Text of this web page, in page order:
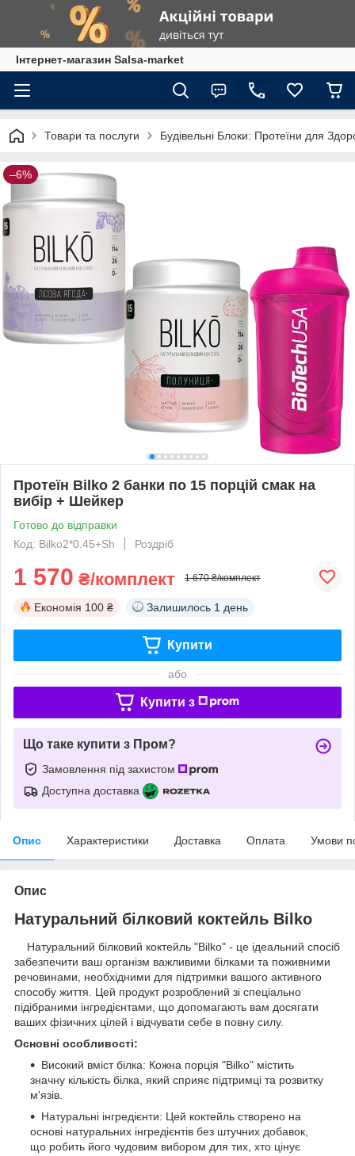
Інтернет-магазин Salsa-market
Товари та послуги Будівельні Блоки: Протеїни для
–6%
Протеїн Bilko 2 банки по 15 порцій смак на
вибір + Шейкер
Готово до відправки
Код: Bilko2*0.45+Sh
Роздріб
1 570 ₴/комплект 1 670 ₴/комплект
Економія 100 ₴ Залишилось 1 день
Купити
або
Купити з
Що таке купити з Пром?
Замовлення під захистом
Доступна доставка
Опис Характеристики Доставка Оплата Умови
Опис
Натуральний білковий коктейль Bilko
Натуральний білковий коктейль "Bilko" - це ідеальний спосіб
забезпечити ваш організм важливими білками та поживними
речовинами, необхідними для підтримки вашого активного
способу життя. Цей продукт розроблений зі спеціально
підібраними інгредієнтами, що допомагають вам досягати
ваших фізичних цілей і відчувати себе в повну силу.
Основні особливості:
Високий вміст білка: Кожна порція "Bilko" містить
значну кількість білка, який сприяє підтримці та розвитку
м'язів.
Натуральні інгредієнти: Цей коктейль створено на
основі натуральних інгредієнтів без штучних добавок,
що робить його чудовим вибором для тих, хто цінує